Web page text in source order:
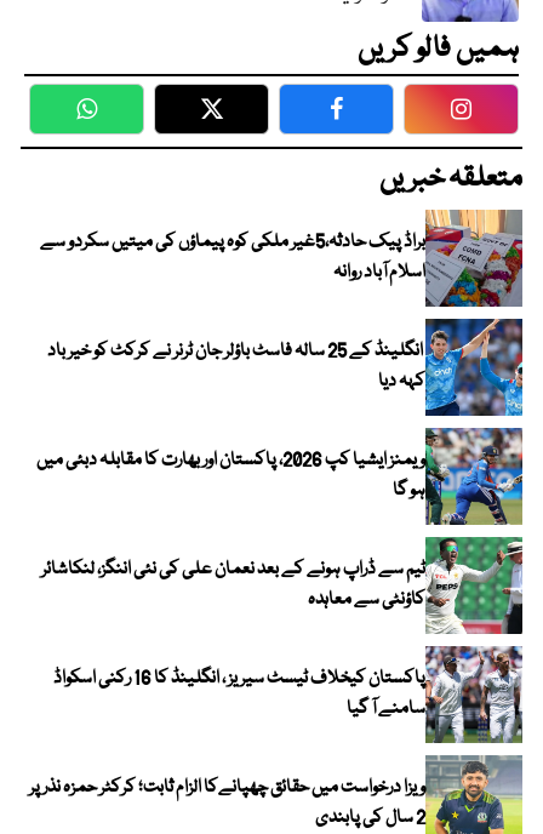
ہمیں فالو کریں
WhatsApp Twitter Facebook
متعلقہ خبریں
براڈ پیک حادثہ،5غیر ملکی کوہ پیماؤں کی میتیں سکردو سے
اسلام آباد روانہ
انگلینڈ کے 25 سالہ فاسٹ باؤلر جان ٹرنر نے کرکٹ کو خیر باد
کہہ دیا
ویمنز ایشیا کپ 2026، پاکستان اور بھارت کا مقابلہ دبئی میں
ہو گا
ٹیم سے ڈراپ ہونے کے بعد نعمان علی کی نئی اننگز، لنکاشائر
کاؤنٹی سے معاہدہ
پاکستان کیخلاف ٹیسٹ سیریز ، انگلینڈ کا 16 رکنی اسکواڈ
سامنے آ گیا
ویزا درخواست میں حقائق چھپانےکا الزام ثابت؛ کرکٹر حمزہ نذر پر
2 سال کی پابندی